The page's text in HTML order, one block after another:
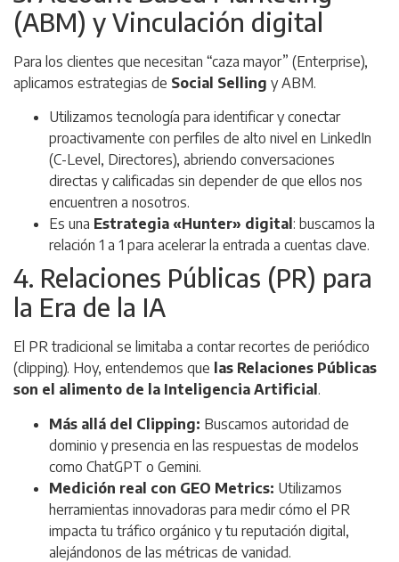
(ABM) y Vinculación digital
Para los clientes que necesitan “caza mayor” (Enterprise),
aplicamos estrategias de Social Selling y ABM.
Utilizamos tecnología para identificar y conectar
proactivamente con perfiles de alto nivel en LinkedIn
(C-Level, Directores), abriendo conversaciones
directas y calificadas sin depender de que ellos nos
encuentren a nosotros.
Es una Estrategia «Hunter» digital : buscamos la
relación 1 a 1 para acelerar la entrada a cuentas clave.
4. Relaciones Públicas (PR) para
la Era de la IA
El PR tradicional se limitaba a contar recortes de periódico
(clipping). Hoy, entendemos que las Relaciones Públicas
son el alimento de la Inteligencia Artificial .
Más allá del Clipping: Buscamos autoridad de
dominio y presencia en las respuestas de modelos
como ChatGPT o Gemini.
Medición real con GEO Metrics: Utilizamos
herramientas innovadoras para medir cómo el PR
impacta tu tráfico orgánico y tu reputación digital,
alejándonos de las métricas de vanidad.